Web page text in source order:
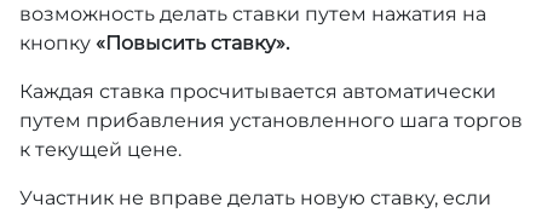
возможность делать ставки путем нажатия на
кнопку «Повысить ставку».
Каждая ставка просчитывается автоматически
путем прибавления установленного шага торгов
к текущей цене.
Участник не вправе делать новую ставку, если